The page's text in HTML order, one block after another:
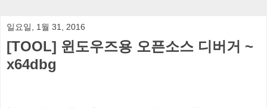
일요일, 1월 31, 2016
[TOOL] 윈도우즈용 오픈소스 디버거 ~
x64dbg